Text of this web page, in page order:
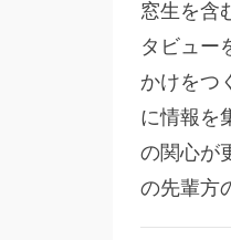
窓生を含
タビュー
かけをつ
に情報を
の関心が
の先輩方